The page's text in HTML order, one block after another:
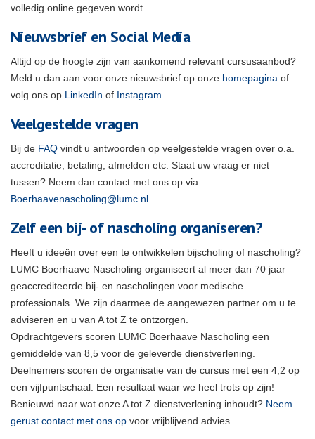
volledig online gegeven wordt.
Nieuwsbrief en Social Media
Altijd op de hoogte zijn van aankomend relevant cursusaanbod?
Meld u dan aan voor onze nieuwsbrief op onze homepagina of
volg ons op LinkedIn of Instagram
Veelgestelde vragen
Bij de FAQ vindt u antwoorden op veelgestelde vragen over o.a.
accreditatie, betaling, afmelden etc. Staat uw vraag er niet
tussen? Neem dan contact met ons op via
Boerhaavenascholing@lumc.nl
Zelf een bij- of nascholing organiseren?
Heeft u ideeën over een te ontwikkelen bijscholing of nascholing?
LUMC Boerhaave Nascholing organiseert al meer dan 70 jaar
geaccrediteerde bij- en nascholingen voor medische
professionals. We zijn daarmee de aangewezen partner om u te
adviseren en u van A tot Z te ontzorgen.
Opdrachtgevers scoren LUMC Boerhaave Nascholing een
gemiddelde van 8,5 voor de geleverde dienstverlening.
Deelnemers scoren de organisatie van de cursus met een 4,2 op
een vijfpuntschaal. Een resultaat waar we heel trots op zijn!
Benieuwd naar wat onze A tot Z dienstverlening inhoudt? Neem
gerust contact met ons op voor vrijblijvend advies.